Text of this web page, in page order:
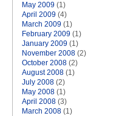
May 2009 (1)
April 2009 (4)
March 2009 (1)
February 2009 (1)
January 2009 (1)
November 2008 (2)
October 2008 (2)
August 2008 (1)
July 2008 (2)
May 2008 (1)
April 2008 (3)
March 2008 (1)